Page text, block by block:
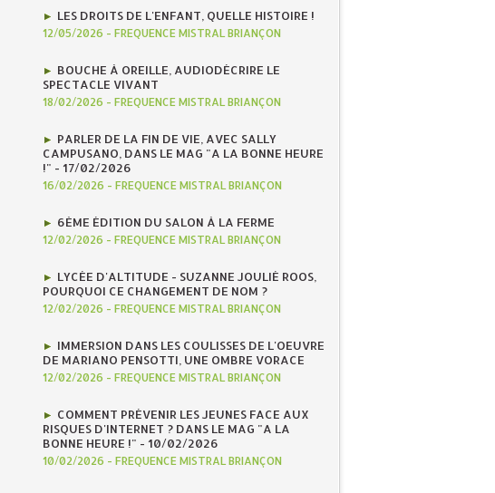
LES DROITS DE L'ENFANT, QUELLE HISTOIRE !
12/05/2026 - FREQUENCE MISTRAL BRIANÇON
BOUCHE À OREILLE, AUDIODÉCRIRE LE
SPECTACLE VIVANT
18/02/2026 - FREQUENCE MISTRAL BRIANÇON
PARLER DE LA FIN DE VIE, AVEC SALLY
CAMPUSANO, DANS LE MAG "A LA BONNE HEURE
!" - 17/02/2026
16/02/2026 - FREQUENCE MISTRAL BRIANÇON
6ÈME ÉDITION DU SALON À LA FERME
12/02/2026 - FREQUENCE MISTRAL BRIANÇON
LYCÉE D'ALTITUDE - SUZANNE JOULIÉ ROOS,
POURQUOI CE CHANGEMENT DE NOM ?
12/02/2026 - FREQUENCE MISTRAL BRIANÇON
IMMERSION DANS LES COULISSES DE L'OEUVRE
DE MARIANO PENSOTTI, UNE OMBRE VORACE
12/02/2026 - FREQUENCE MISTRAL BRIANÇON
COMMENT PRÉVENIR LES JEUNES FACE AUX
RISQUES D'INTERNET ? DANS LE MAG "A LA
BONNE HEURE !" - 10/02/2026
10/02/2026 - FREQUENCE MISTRAL BRIANÇON